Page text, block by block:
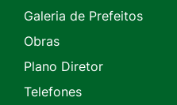
Galeria de Prefeitos
Obras
Plano Diretor
Telefones